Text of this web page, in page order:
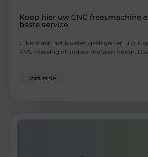
Koop hier uw CNC freesmachine
beste service
U bent aan het klussen geslagen en u wilt
RVS, messing of andere metalen frezen.
Industrie